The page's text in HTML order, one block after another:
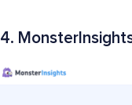
4.